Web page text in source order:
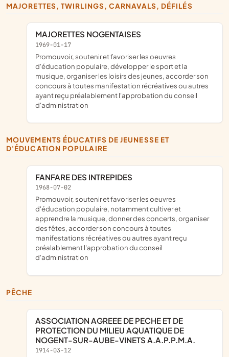
MAJORETTES, TWIRLINGS, CARNAVALS, DÉFILÉS
MAJORETTES NOGENTAISES
1969-01-17
promouvoir, soutenir et favoriser les oeuvres
d'éducation populaire, développer le sport et la
musique, organiser les loisirs des jeunes, accorder son
concours à toutes manifestation récréatives ou autres
ayant reçu préalablement l'approbation du conseil
d'administration
MOUVEMENTS ÉDUCATIFS DE JEUNESSE ET
D'ÉDUCATION POPULAIRE
FANFARE DES INTREPIDES
1968-07-02
promouvoir, soutenir et favoriser les oeuvres
d'éducation populaire, notamment cultiver et
apprendre la musique, donner des concerts, organiser
des fêtes, accorder son concours à toutes
manifestations récréatives ou autres ayant reçu
préalablement l'approbation du conseil
d'administration
PÊCHE
ASSOCIATION AGREEE DE PECHE ET DE
PROTECTION DU MILIEU AQUATIQUE DE
NOGENT-SUR-AUBE-VINETS A.A.P.P.M.A.
1914-03-12